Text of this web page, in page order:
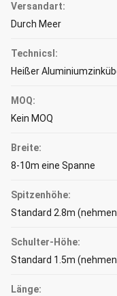
Versandart:
Durch Meer
Technicsl:
Heißer
MOQ:
Kein MOQ
Breite:
8-10m eine Spanne
Spitzenhöhe:
Standard 2.8m
Schulter-Höhe:
Standard 1.5m
Länge: